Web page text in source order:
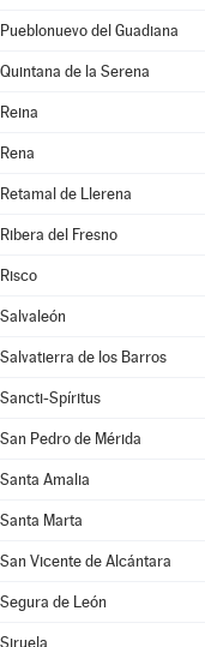
Pueblonuevo del Guadiana
Quintana de la Serena
Reina
Rena
Retamal de Llerena
Ribera del Fresno
Risco
Salvaleón
Salvatierra de los Barros
Sancti-Spíritus
San Pedro de Mérida
Santa Amalia
Santa Marta
San Vicente de Alcántara
Segura de León
Siruela